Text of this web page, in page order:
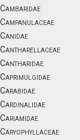
Cambaridae
Campanulaceae
Canidae
Cantharellaceae
Cantharidae
Caprimulgidae
Carabidae
Cardinalidae
Cariamidae
Caryophyllaceae